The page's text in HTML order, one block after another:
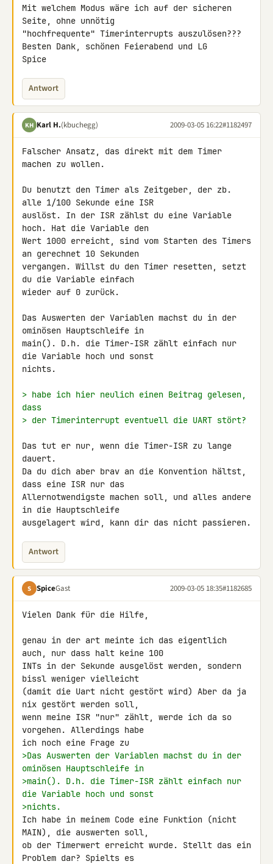
Mit welchem Modus wäre ich auf der sicheren
Seite, ohne unnötig
"hochfrequente" Timerinterrupts auszulösen???
Besten Dank, schönen Feierabend und LG
Spice
Antwort
KH Karl H.(kbuchegg) 2009-03-05 16:22#1182497
Falscher Ansatz, das direkt mit dem Timer
machen zu wollen.
Du benutzt den Timer als Zeitgeber, der zb.
alle 1/100 Sekunde eine ISR
auslöst. In der ISR zählst du eine Variable
hoch. Hat die Variable den
Wert 1000 erreicht, sind vom Starten des Timers
an gerechnet 10 Sekunden
vergangen. Willst du den Timer resetten, setzt
du die Variable einfach
wieder auf 0 zurück.
Das Auswerten der Variablen machst du in der
ominösen Hauptschleife in
main(). D.h. die Timer-ISR zählt einfach nur
die Variable hoch und sonst
nichts.
> habe ich hier neulich einen Beitrag gelesen,
dass
> der Timerinterrupt eventuell die UART stört?
Das tut er nur, wenn die Timer-ISR zu lange
dauert.
Da du dich aber brav an die Konvention hältst,
dass eine ISR nur das
Allernotwendigste machen soll, und alles andere
in die Hauptschleife
ausgelagert wird, kann dir das nicht passieren.
Antwort
S SpiceGast 2009-03-05 18:35#1182685
Vielen Dank für die Hilfe,
genau in der art meinte ich das eigentlich
auch, nur dass halt keine 100
INTs in der Sekunde ausgelöst werden, sondern
bissl weniger vielleicht
(damit die Uart nicht gestört wird) Aber da ja
nix gestört werden soll,
wenn meine ISR "nur" zählt, werde ich da so
vorgehen. Allerdings habe
>Das Auswerten der Variablen machst du in der
ominösen Hauptschleife in
>main(). D.h. die Timer-ISR zählt einfach nur
die Variable hoch und sonst
>nichts.
Ich habe in meinem Code eine Funktion (nicht
MAIN), die auswerten soll,
ob der Timerwert erreicht wurde. Stellt das ein
Problem dar? Spielts es